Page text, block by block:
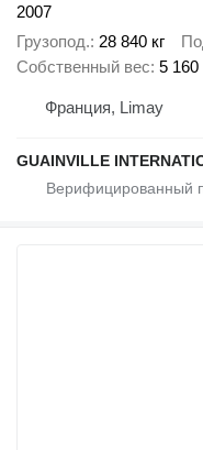
2007
Грузопод. 28 840 кг
Собственный вес 5 160
Франция, Limay
GUAINVILLE